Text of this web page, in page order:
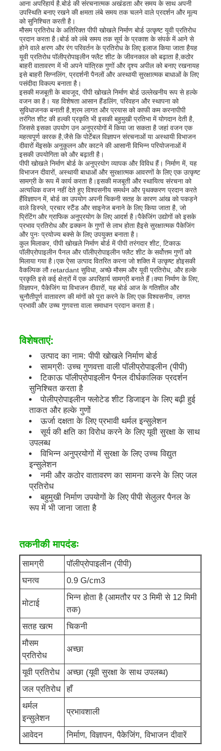
फैक्टरी यात्रा
गुणवत्ता नियंत्रण
हमसे संपर्क करें
समाचार
सभी मामलों
एक बोली का अनुरोध
पीपी प्लास्टिक बोर्ड
पीपी विज्ञापन बोर्ड
प्लास्टिक पीपी शीट
पीपीएस बोर्ड
अग्निरोधी पॉलीप्रोपाइलीन शीट
पीपी खोखले निर्माण बोर्ड
पीपी वॉल शीट
पॉलीप्रोपाइलीन शीट
पीपी पाइप
पॉलीप्रोपाइलीन पाइप फिटिंग
आना अपरिहार्य है.बोर्ड की संरचनात्मक अखंडता और समय के साथ अपनी
उपस्थिति बनाए रखने की क्षमता लंबे समय तक चलने वाले प्रदर्शन और मूल्य
को सुनिश्चित करती है।
मौसम प्रतिरोध के अतिरिक्त पीपी खोखले निर्माण बोर्ड उत्कृष्ट यूवी प्रतिरोध
प्रदान करता है।बोर्ड को लंबे समय तक सूर्य के प्रकाश के संपर्क में आने से
होने वाले क्षरण और रंग परिवर्तन के प्रतिरोध के लिए इलाज किया जाता हैयह
यूवी प्रतिरोध पॉलीप्रोपाइलीन फ्लैट शीट के जीवनकाल को बढ़ाता है,कठोर
बाहरी वातावरण में भी अपने यांत्रिक गुणों और दृश्य अपील को बनाए रखनायह
इसे बाहरी सिग्नलिंग, प्रदर्शनी पैनलों और अस्थायी सुरक्षात्मक बाधाओं के लिए
पसंदीदा विकल्प बनाता है।
इसकी मजबूती के बावजूद, पीपी खोखले निर्माण बोर्ड उल्लेखनीय रूप से हल्के
वजन का है। यह विशेषता आसान हैंडलिंग, परिवहन और स्थापना को
सुविधाजनक बनाती है,श्रम लागत और प्रयास को काफी कम करनापीपी
तरंगित शीट की हल्की प्रकृति भी इसकी बहुमुखी प्रतिभा में योगदान देती है,
जिससे इसका उपयोग उन अनुप्रयोगों में किया जा सकता है जहां वजन एक
महत्वपूर्ण कारक है,जैसे कि पोर्टेबल विज्ञापन संरचनाओं या अस्थायी विभाजन
दीवारों मेंइसके अनुकूलन और काटने की आसानी विभिन्न परियोजनाओं में
इसकी उपयोगिता को और बढ़ाती है।
पीपी खोखले निर्माण बोर्ड के अनुप्रयोग व्यापक और विविध हैं। निर्माण में, यह
विभाजन दीवारों, अस्थायी बाधाओं और सुरक्षात्मक आवरणों के लिए एक उत्कृष्ट
सामग्री के रूप में कार्य करता है।इसकी मजबूती और स्थायित्व संरचना को
अत्यधिक वजन नहीं देते हुए विश्वसनीय समर्थन और पृथक्करण प्रदान करते
हैंविज्ञापन में, बोर्ड का उपयोग अपनी चिकनी सतह के कारण आंख को पकड़ने
वाले डिस्प्ले, प्रचार स्टैंड और साइनेज बनाने के लिए किया जाता है, जो
प्रिंटिंग और ग्राफिक अनुप्रयोग के लिए आदर्श है।पैकेजिंग उद्योगों को इसके
प्रभाव प्रतिरोध और ढक्कन के गुणों से लाभ होता हैइसे सुरक्षात्मक पैकेजिंग
और पुनः प्रयोज्य बक्से के लिए उपयुक्त बनाता है।
कुल मिलाकर, पीपी खोखले निर्माण बोर्ड में पीपी तरंगदार शीट, टिकाऊ
पॉलीप्रोपाइलीन पैनल और पॉलीप्रोपाइलीन फ्लैट शीट के सर्वोत्तम गुणों को
मिलाया गया है।एक ऐसा उत्पाद वितरित करना जो शक्ति में उत्कृष्ट होइसकी
वैकल्पिक लौ retardant सुविधा, अच्छे मौसम और यूवी प्रतिरोध, और हल्के
प्रकृति इसे कई क्षेत्रों में एक अपरिहार्य सामग्री बनाते हैं।क्या निर्माण के लिए,
विज्ञापन, पैकेजिंग या विभाजन दीवारों, यह बोर्ड आज के गतिशील और
चुनौतीपूर्ण वातावरण की मांगों को पूरा करने के लिए एक विश्वसनीय, लागत
प्रभावी और उच्च गुणवत्ता वाला समाधान प्रदान करता है।
विशेषताएं:
उत्पाद का नाम: पीपी खोखले निर्माण बोर्ड
सामग्रीः उच्च गुणवत्ता वाली पॉलीप्रोपाइलीन (पीपी)
टिकाऊ पॉलीप्रोपाइलीन पैनल दीर्घकालिक प्रदर्शन
सुनिश्चित करता है
पोलीप्रोपाइलीन फ्लोटेड शीट डिजाइन के लिए बढ़ी हुई
ताकत और हल्के गुणों
ऊर्जा दक्षता के लिए प्रभावी थर्मल इन्सुलेशन
सूर्य की क्षति का विरोध करने के लिए यूवी सुरक्षा के साथ
उपलब्ध
विभिन्न अनुप्रयोगों में सुरक्षा के लिए उच्च विद्युत
इन्सुलेशन
नमी और कठोर वातावरण का सामना करने के लिए जल
प्रतिरोध
बहुमुखी निर्माण उपयोगों के लिए पीपी सेलुलर पैनल के
रूप में भी जाना जाता है
तकनीकी मापदंडः
सामग्री
पॉलीप्रोपाइलीन (पीपी)
घनत्व
0.9 G/cm3
मोटाई
भिन्न होता है (आमतौर पर 3 मिमी से 12 मिमी
तक)
सतह खत्म
चिकनी
मौसम
प्रतिरोध
अच्छा
यूवी प्रतिरोध
अच्छा (यूवी सुरक्षा के साथ उपलब्ध)
जल प्रतिरोध
हाँ
थर्मल
इन्सुलेशन
प्रभावशाली
आवेदन निर्माण, विज्ञापन, पैकेजिंग, विभाजन दीवारें